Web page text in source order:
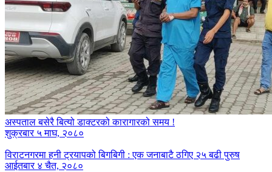
अस्पताल बसेरै बित्यो डाक्टरको कारागारको समय !
शुक्रबार ५ माघ, २०८०
विराटनगरमा हनी ट्रयापको बिगबिगी : एक जनाबाटै ठगिए २५ बढी पुरुष
आईतबार ४ चैत, २०८०